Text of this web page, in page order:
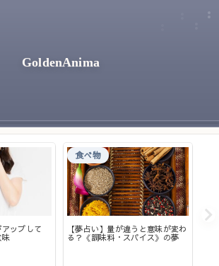
GoldenAnima
アップして
食べ物
【夢占い】量が違うと意味が変わ
る？《調味料・スパイス》の夢